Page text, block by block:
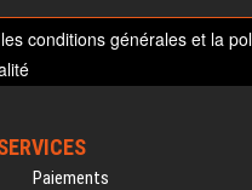
lesconditions générales et la
Paiements